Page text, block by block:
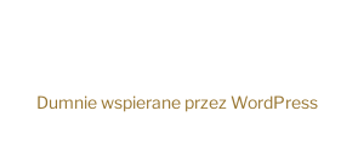
Dumnie wspierane przez WordPress